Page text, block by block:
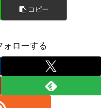
コピー
ォローする